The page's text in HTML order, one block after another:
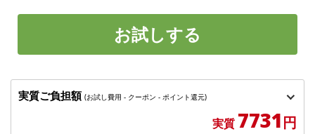
お試しする
実質ご負担額 (お試し費用 - クーポン - ポイント還元)
実質 7731円